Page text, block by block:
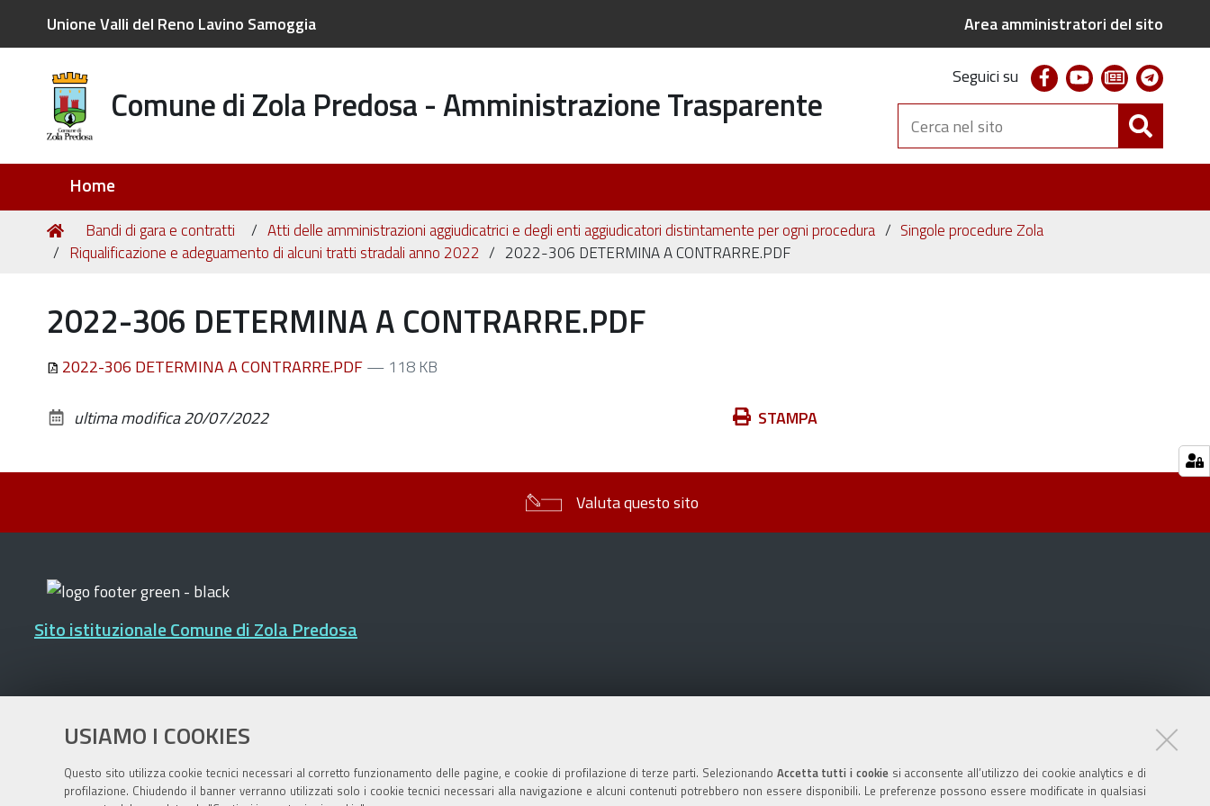
USIAMO I COOKIES
Questo sito utilizza cookie tecnici necessari al corretto funzionamento delle pagine, e cookie di profilazione di terze parti. Selezionando Accetta tutti i cookiesi acconsente all’utilizzo dei cookie analytics e di
profilazione. Chiudendo il banner verranno utilizzati solo i cookie tecnici necessari alla navigazione e alcuni contenuti potrebbero non essere disponibili. Le preferenze possono essere modificate in qualsiasi
Unione Valli del Reno Lavino Samoggia Area amministratori del sito
Comune di Zola Predosa - Amministrazione Trasparente
Seguici su facebookyoutubenewsletter
Cerca
nel
sito
Home
Tu
sei
Home
Bandi di gara e contratti Atti delle amministrazioni aggiudicatrici e degli enti aggiudicatori distintamente per ogni procedura
Singole procedure Zola
Riqualificazione e adeguamento di alcuni tratti stradali anno 2022
2022-306 DETERMINA A CONTRARRE.PDF
2022-306 DETERMINA A CONTRARRE.PDF
2022-306 DETERMINA A CONTRARRE.PDF— 118 KB
Azioni STAMPA
ultima modifica20/07/2022
Valuta questo sito
Sito istituzionale Comune di Zola Predosa